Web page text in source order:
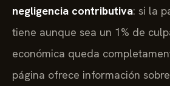
negligencia contributiva: si la
tiene aunque sea un 1% de
económica queda
página ofrece información